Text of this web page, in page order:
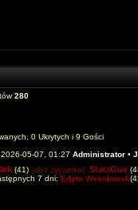
280
0 Ukrytych i 9 Gości
05-07, 01:27 Administrator •
(41) (złóż życzenia) StaciGue
7 dni: Edyta Wesolowsk